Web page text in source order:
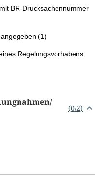
BR-Drucksachennummer
(1)
Regelungsvorhabens
(0/2)